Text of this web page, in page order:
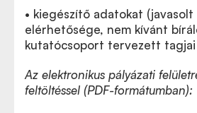
• kiegészítő adatokat
elérhetősége, nem kívánt
kutatócsoport tervezett
Az elektronikus pályázati
feltöltéssel (PDF-formátumban):